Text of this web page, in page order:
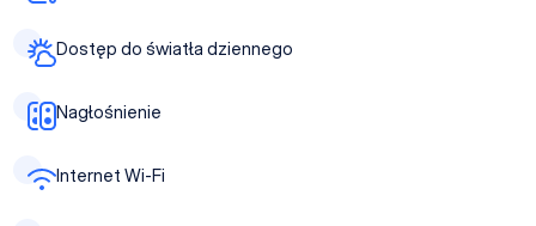
Dostęp do światła dziennego
Nagłośnienie
Internet Wi-Fi